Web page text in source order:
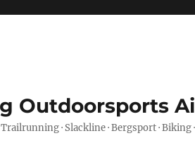
Outdoorsports
· Slackline · Bergsport · Biking